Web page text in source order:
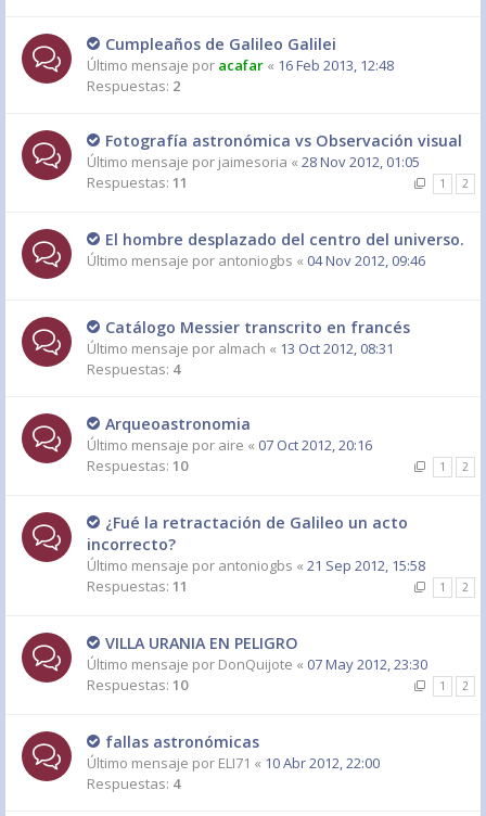
Cumpleaños de Galileo Galilei
Último mensaje por acafar « 16 Feb 2013, 12:48
Respuestas: 2
Fotografía astronómica vs Observación visual
Último mensaje por jaimesoria « 28 Nov 2012, 01:05
Respuestas: 11 1 2
El hombre desplazado del centro del universo.
Último mensaje por antoniogbs « 04 Nov 2012, 09:46
Catálogo Messier transcrito en francés
Último mensaje por almach « 13 Oct 2012, 08:31
Respuestas: 4
Arqueoastronomia
Último mensaje por aire « 07 Oct 2012, 20:16
Respuestas: 10 1 2
¿Fué la retractación de Galileo un acto
incorrecto?
Último mensaje por antoniogbs « 21 Sep 2012, 15:58
Respuestas: 11 1 2
VILLA URANIA EN PELIGRO
Último mensaje por DonQuijote « 07 May 2012, 23:30
Respuestas: 10 1 2
fallas astronómicas
Último mensaje por ELI71 « 10 Abr 2012, 22:00
Respuestas: 4